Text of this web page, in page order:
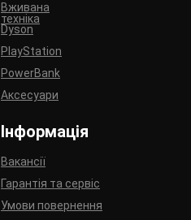
Вживана
техніка
Dyson
PlayStation
PowerBank
Аксесуари
Інформація
Вакансії
Гарантія та сервіс
Умови повернення